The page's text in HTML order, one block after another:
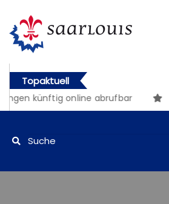
Topaktuell
künftig online abrufbar